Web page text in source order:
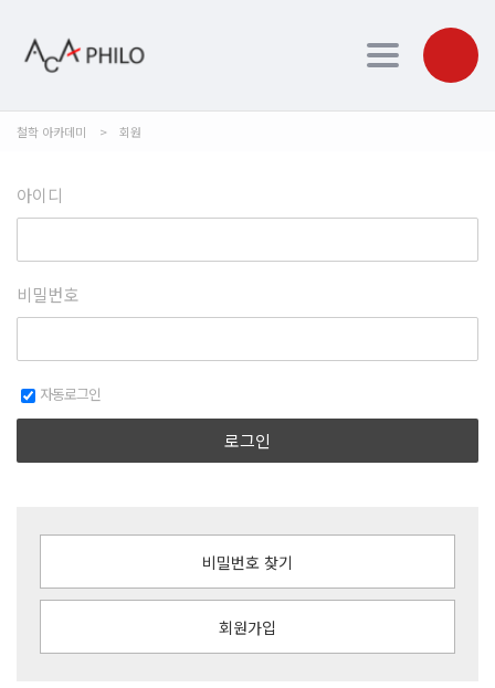
Toggle
철학 아카데미 > 회원
아이디
비밀번호
자동로그인
로그인
비밀번호 찾기
회원가입